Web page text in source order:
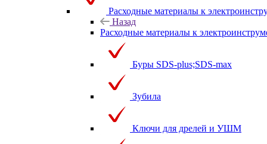
Расходные материалы к
Назад
Расходные материалы к
Буры SDS-plus;SDS-max
Зубила
Ключи для дрелей и УШМ